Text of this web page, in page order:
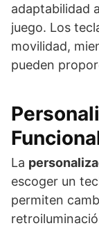
adaptabilidad
juego. Los
movilidad,
pueden
La
escoger un
permiten